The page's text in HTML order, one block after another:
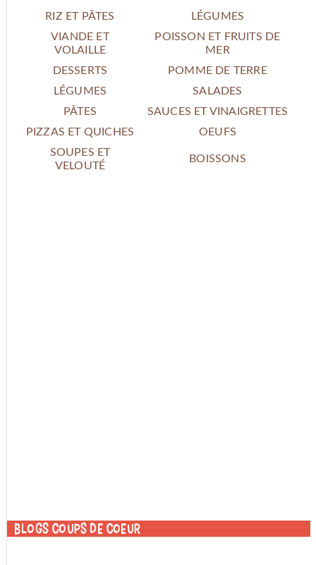
RIZ ET PÂTES
LÉGUMES
VIANDE ET
VOLAILLE
POISSON ET FRUITS DE
MER
DESSERTS
POMME DE TERRE
LÉGUMES
SALADES
PÂTES
SAUCES ET VINAIGRETTES
PIZZAS ET QUICHES
OEUFS
SOUPES ET
VELOUTÉ
BOISSONS
Blogs coups de coeur